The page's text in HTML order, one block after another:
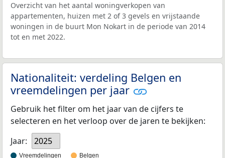
Overzicht van het aantal woningverkopen van
appartementen, huizen met 2 of 3 gevels en vrijstaande
woningen in de buurt Mon Nokart in de periode van 2014
tot en met 2022.
Nationaliteit: verdeling Belgen en
vreemdelingen per jaar
Gebruik het filter om het jaar van de cijfers te
selecteren en het verloop over de jaren te bekijken:
Jaar:
2025
Vreemdelingen Belgen